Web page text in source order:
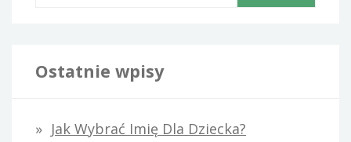
k
j
Ostatnie wpisy
Jak Wybrać Imię Dla Dziecka?